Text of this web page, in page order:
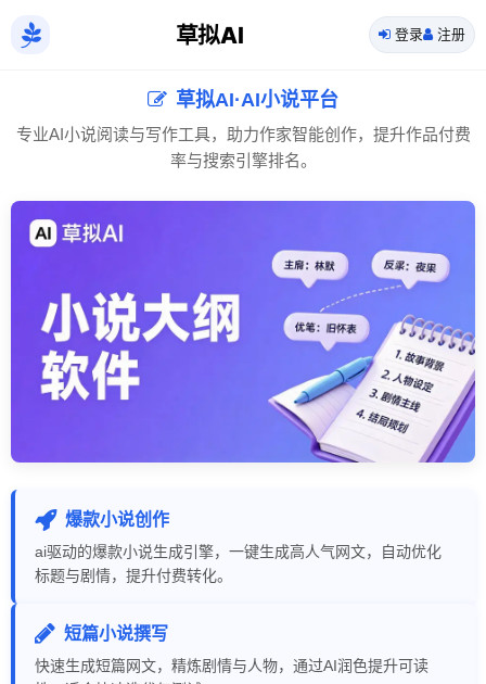
草拟AI 登录 注册
草拟AI·AI小说平台
专业AI小说阅读与写作工具，助力作家智能创作，提升作品付费
率与搜索引擎排名。
爆款小说创作
ai驱动的爆款小说生成引擎，一键生成高人气网文，自动优化
标题与剧情，提升付费转化。
短篇小说撰写
快速生成短篇网文，精炼剧情与人物，通过AI润色提升可读